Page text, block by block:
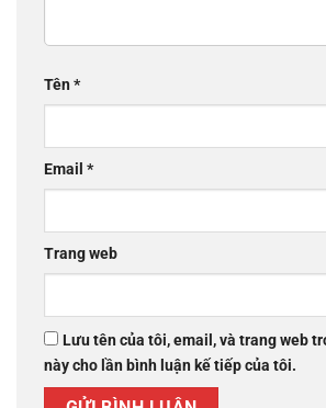
Tên*
Email *
Trang web
Lưu tên của tôi, email, và trang web
này cho lần bình luận kế tiếp của tôi.